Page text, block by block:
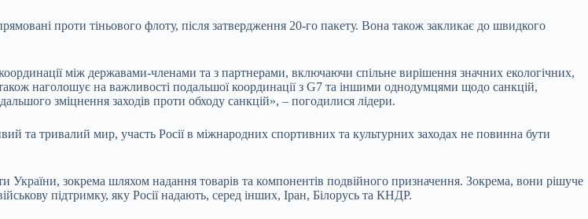
проти тіньового флоту, після затвердження 20-го пакету. Вона також закликає до швидкого
між державами-членами та з партнерами, включаючи спільне вирішення значних екологічних,
наголошує на важливості подальшої координації з G7 та іншими однодумцями щодо санкцій,
зміцнення заходів проти обходу санкцій», – погодилися лідери.
та тривалий мир, участь Росії в міжнародних спортивних та культурних заходах не повинна бути
України, зокрема шляхом надання товарів та компонентів подвійного призначення. Зокрема, вони рішуче
підтримку, яку Росії надають, серед інших, Іран, Білорусь та КНДР.